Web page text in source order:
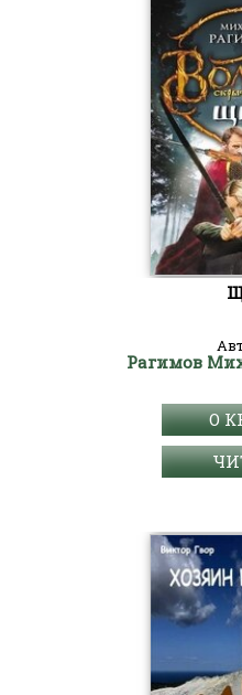
Рагимов
О